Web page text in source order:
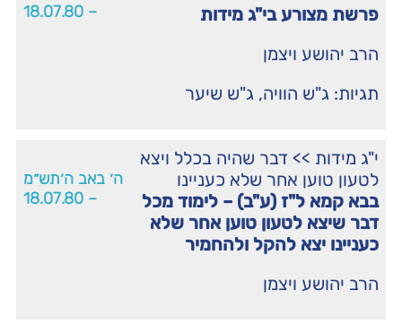
פרשת מצורע בי"ג מידות
הרב יהושע ויצמן
תגיות: ג"ש הוויה, ג"ש שיער
– 18.07.80
י"ג מידות >> דבר שהיה בכלל ויצא
לטעון טוען אחר שלא כעניינו
בבא קמא ל"ז (ע"ב) – לימוד מכל
דבר שיצא לטעון טוען אחר שלא
כעניינו יצא להקל ולהחמיר
הרב יהושע ויצמן
ה׳ באב ה׳תש״מ
– 18.07.80